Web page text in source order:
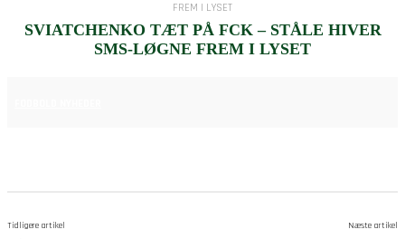
FREM I LYSET
SVIATCHENKO TÆT PÅ FCK – STÅLE HIVER
SMS-LØGNE FREM I LYSET
Tidligere artikel
Næste artikel